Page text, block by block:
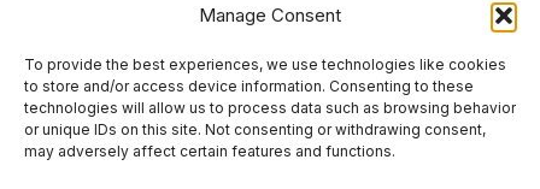
Manage Consent
To provide the best experiences, we use technologies like cookies
to store and/or access device information. Consenting to these
technologies will allow us to process data such as browsing behavior
or unique IDs on this site. Not consenting or withdrawing consent,
may adversely affect certain features and functions.
Subscríbete